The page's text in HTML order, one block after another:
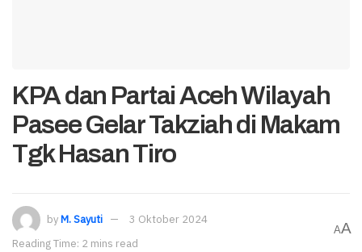
KPA dan Partai Aceh Wilayah
Pasee Gelar Takziah di Makam
Tgk Hasan Tiro
byM. Sayuti
3 Oktober 2024
Reading Time: 2 mins read
AA